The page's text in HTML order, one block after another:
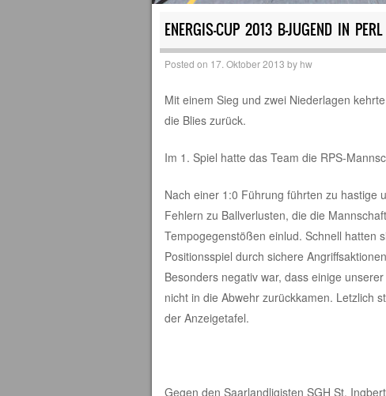
ENERGIS-CUP 2013 B-JUGEND IN
Posted on 17. Oktober 2013 by hw
Mit einem Sieg und zwei Niederlagen
die Blies zurück.
Im 1. Spiel hatte das Team die RPS-
Nach einer 1:0 Führung führten zu hastige
Fehlern zu Ballverlusten, die die
Tempogegenstößen einlud. Schnell hatten
Positionsspiel durch sichere
Besonders negativ war, dass einige
nicht in die Abwehr zurückkamen. Letzlich
der Anzeigetafel.
Gegen den Saarlandligisten SGH St.